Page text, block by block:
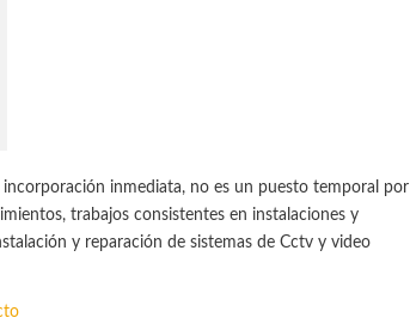
inmediata, no es un puesto temporal por
trabajos consistentes en instalaciones y
y reparación de sistemas de Cctv y video